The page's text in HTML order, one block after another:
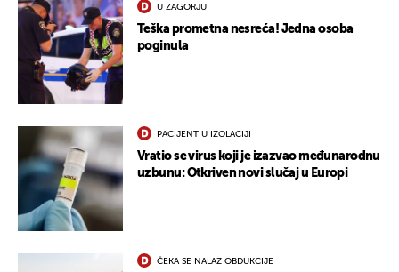
U ZAGORJU
Teška prometna nesreća! Jedna osoba
poginula
PACIJENT U IZOLACIJI
Vratio se virus koji je izazvao međunarodnu
uzbunu: Otkriven novi slučaj u Europi
ČEKA SE NALAZ OBDUKCIJE